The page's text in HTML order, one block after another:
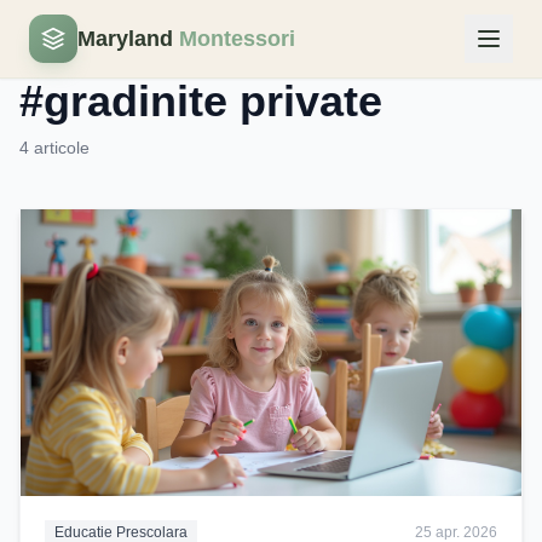
Maryland Montessori
Eticheta
#gradinite private
4 articole
Educatie Prescolara 25 apr. 2026